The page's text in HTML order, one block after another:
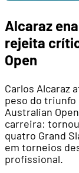
Alcaraz
rejeita
Open
Carlos Alcaraz
peso do triunfo
Australian
carreira:
quatro Grand
em torneios
profissional.